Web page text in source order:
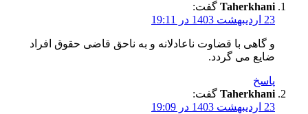
Taherkhani گفت:
23 اردیبهشت 1403 در 19:11
و گاهی با قضاوت ناعادلانه و به ناحق قاضی حقوق افراد
ضایع می گردد.
پاسخ
Taherkhani گفت:
23 اردیبهشت 1403 در 19:09